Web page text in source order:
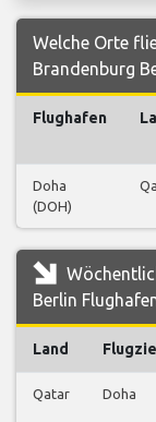
Welche Orte
Brandenburg
Flughafen
Doha
(DOH)
Berlin
Land
Qatar Doha